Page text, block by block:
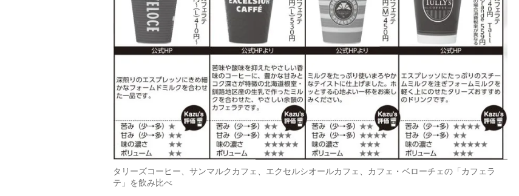
タリーズコーヒー、サンマルクカフェ、エクセルシオールカフェ、カフェ・ベローチェの「カフェラ
テ」を飲み比べ